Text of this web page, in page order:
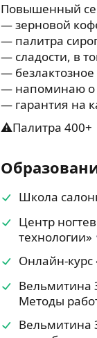
Повышенный
— зерновой
— палитра
— сладости, в
—
— напоминаю о
— гарантия на
⚠Палитра 400+
Школа
Центр
технологии»
Онлайн-курс
Вельмитина
Методы
Вельмитина